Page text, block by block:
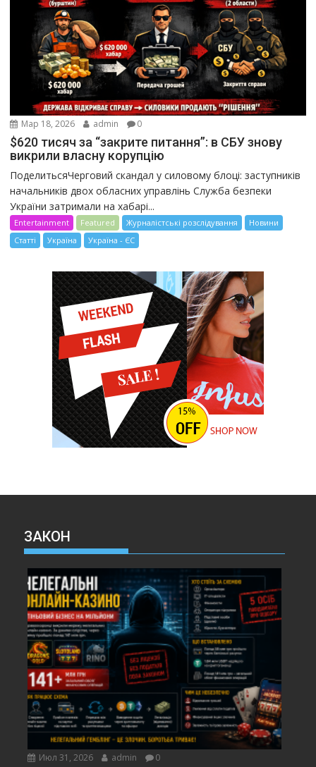
Мар 18, 2026 admin 0
$620 тисяч за “закрите питання”: в СБУ знову
викрили власну корупцію
ПоделитьсяЧерговий скандал у силовому блоці: заступників
начальників двох обласних управлінь Служба безпеки
України затримали на хабарі...
Entertainment Featured Журналістські розслідування
Новини
Статті
Україна Україна - ЄС
ЗАКОН
Июл 31, 2026 admin 0